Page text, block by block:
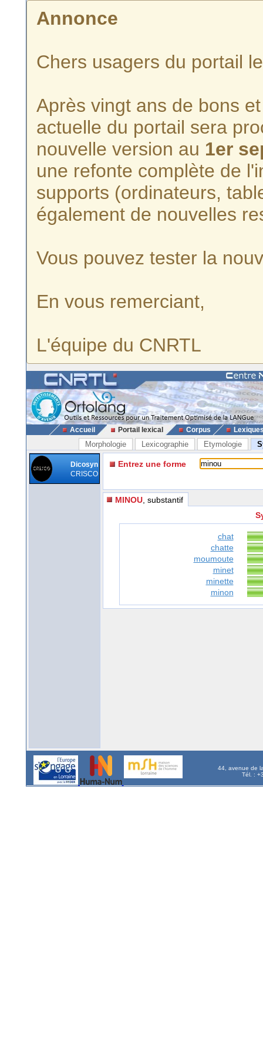
Annonce
Chers usagers du portail
Après vingt ans de bons
actuelle du portail sera
nouvelle version au 1er
une refonte complète de
supports (ordinateurs,
également de nouvelles
Vous pouvez tester la
En vous remerciant,
L'équipe du CNRTL
Accueil Portail lexical Corpus
Morphologie Lexicographie Etymologie
Dicosyn
CRISCO
Entrez une forme
MINOU , substantif
chat
chatte
moumoute
minet
minette
minon
44, avenue de
Tél. :